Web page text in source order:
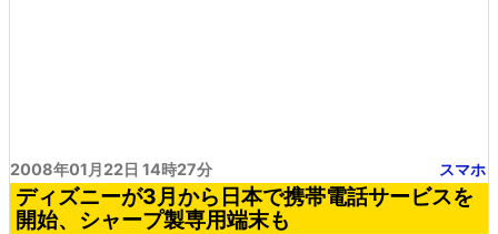
2008年01月22日 14時27分 スマホ
ディズニーが3月から日本で携帯電話サービスを
開始、シャープ製専用端末も